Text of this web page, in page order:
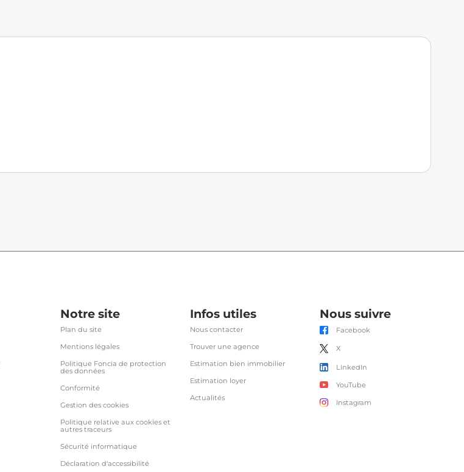
Notre site
Plan du site
Mentions légales
Politique Foncia de protection
des données
Conformité
Gestion des cookies
Politique relative aux cookies et
autres traceurs
Sécurité informatique
Déclaration d'accessibilité
Infos utiles
Nous contacter
Trouver une agence
Estimation bien immobilier
Estimation loyer
Actualités
Nous suivre
Facebook
X
LinkedIn
YouTube
Instagram